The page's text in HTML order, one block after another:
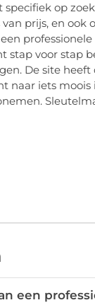
op
prijs, en ook
stap voor stap
De site
naar iets
een